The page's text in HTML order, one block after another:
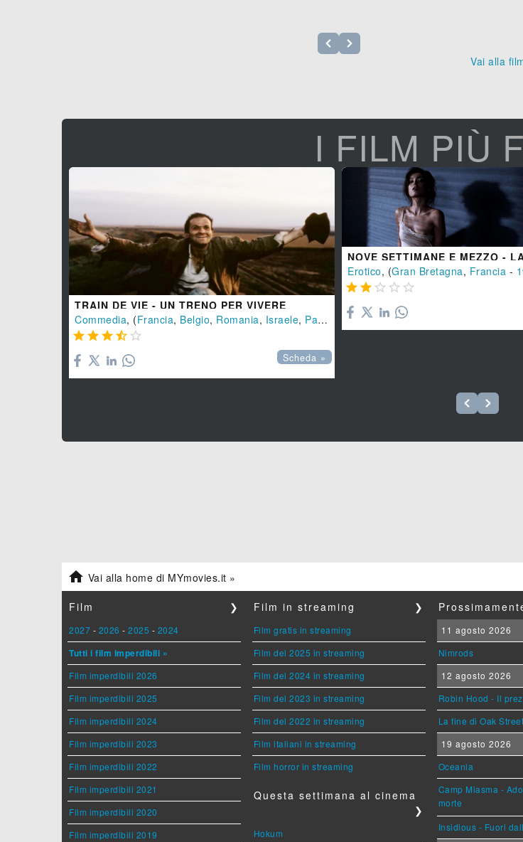
Vai alla
I FILM PIÙ
TRAIN DE VIE - UN TRENO PER VIVERE
Commedia, (Francia, Belgio, Romania, Israele, Paesi Bassi -1998 ), 103 min.
    
Scheda »
Erotico, (Gran Bretagna, Francia -
    
 Vai alla home di MYmovies.it »
Film ❯
2027 - 2026 - 2025 - 2024
Tutti i film imperdibili »
Film imperdibili 2026
Film imperdibili 2025
Film imperdibili 2024
Film imperdibili 2023
Film imperdibili 2022
Film imperdibili 2021
Film imperdibili 2020
Film imperdibili 2019
Film in streaming ❯
Film gratis in streaming
Film del 2025 in streaming
Film del 2024 in streaming
Film del 2023 in streaming
Film del 2022 in streaming
Film italiani in streaming
Film horror in streaming
Questa settimana al cinema
❯
Hokum
11 agosto 2026
Nimrods
12 agosto 2026
Robin Hood - Il
La fine di Oak Street
19 agosto 2026
Oceania
Camp Miasma -
morte
Insidious - Fuori